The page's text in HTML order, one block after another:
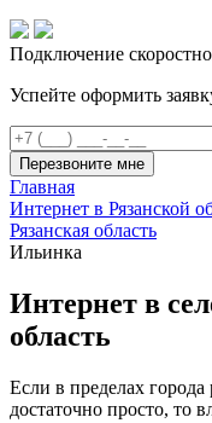
Подключение
Успейте оформить
Перезвоните мне
Главная
Интернет в Рязанской
Рязанская область
Ильинка
Интернет в
область
Если в пределах
достаточно просто, то